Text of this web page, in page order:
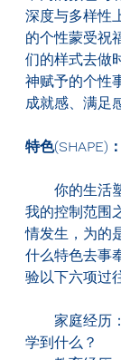
深度与多样性
的个性蒙受祝
们的样式去做
神赋予的个性
成就感、满足
特色(SHAPE)
你的生活塑
我的控制范围
情发生，为的
什么特色去事
验以下六项过
家庭经历：
学到什么？